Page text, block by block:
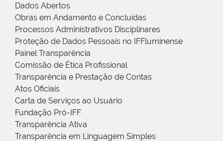
Dados Abertos
Obras em Andamento e Concluídas
Processos Administrativos Disciplinares
Proteção de Dados Pessoais no IFFluminense
Painel Transparência
Comissão de Ética Profissional
Transparência e Prestação de Contas
Atos Oficiais
Carta de Serviços ao Usuário
Fundação Pró-IFF
Transparência Ativa
Transparência em Linguagem Simples